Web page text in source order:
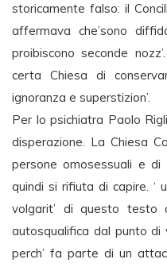
storicamente falso: il
affermava che’sono
proibiscono seconde
certa Chiesa di
ignoranza e superstizion’.
Per lo psichiatra Paolo
disperazione. La Chiesa
persone omosessuali e
quindi si rifiuta di capire. ‘
volgarit’ di questo testo
autosqualifica dal punto di
perch’ fa parte di un